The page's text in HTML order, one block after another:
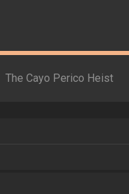
The Cayo Perico Heist